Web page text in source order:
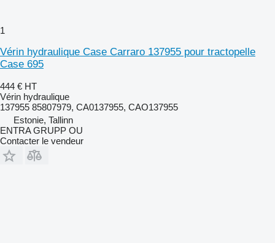
1
Vérin hydraulique Case Carraro 137955 pour tractopelle
Case 695
444 € HT
Vérin hydraulique
137955 85807979, CA0137955, CAO137955
Estonie, Tallinn
ENTRA GRUPP OU
Contacter le vendeur